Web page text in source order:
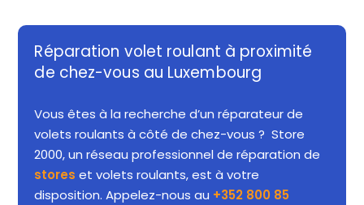
Réparation volet roulant à proximité
de chez-vous au Luxembourg
Vous êtes à la recherche d’un réparateur de
volets roulants à côté de chez-vous ? Store
2000, un réseau professionnel de réparation de
stores et volets roulants, est à votre
disposition. Appelez-nous au +352 800 85